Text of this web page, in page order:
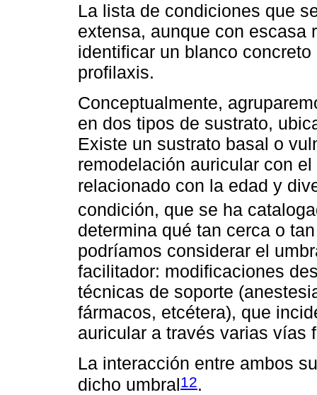
La lista de condiciones que
extensa, aunque con escasa
identificar un blanco
profilaxis.
Conceptualmente,
en dos tipos de sustrato,
Existe un sustrato basal o
remodelación auricular con
relacionado con la edad y
condición, que se ha
determina qué tan cerca o
podríamos considerar el
facilitador: modificaciones
técnicas de soporte
fármacos, etcétera), que
auricular a través varias vías
La interacción entre ambos
dicho umbral12.